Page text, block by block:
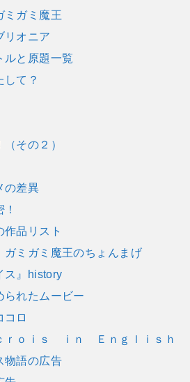
ガミ魔王
オニア
と原題一覧
て？
その２）
の差異
品リスト
ミガミ魔王のちょんまげ
ス』history
れたムービー
ロ
ｒｏｉｓ ｉｎ Ｅｎｇｌｉｓｈ
語の広告